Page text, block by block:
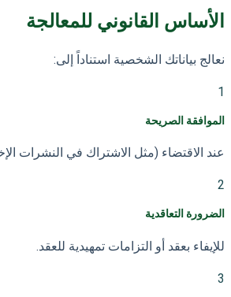
الأساس القانوني للمعالجة
نعالج بياناتك الشخصية استناداً إلى:
1
الموافقة الصريحة
عند الاقتضاء (مثل الاشتراك في النشرات
2
الضرورة التعاقدية
للإيفاء بعقد أو التزامات تمهيدية للعقد.
3